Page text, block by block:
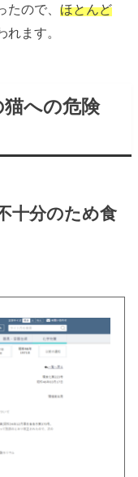
たので、ほとんど
れます。
への危険
十分のため食